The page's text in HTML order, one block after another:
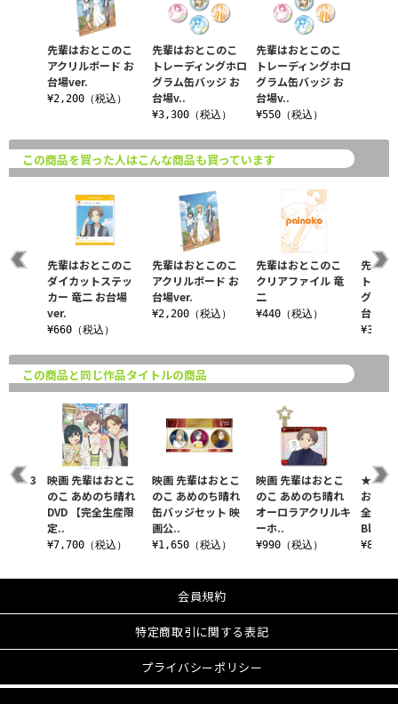
先輩はおとこのこ
トレーディングホロ
グラム缶バッジ お
台場v..
¥3,300（税込）
先輩はおとこのこ
トレーディングホロ
グラム缶バッジ お
台場v..
¥550（税込）
先輩はおとこのこ
アクリルボード お
台場ver.
¥2,200（税込）
この商品を買った人はこんな商品も買っています
先輩はおとこのこ
アクリルボード お
台場ver.
¥2,200（税込）
先輩はおとこのこ
クリアファイル 竜
二
¥440（税込）
先輩は
トレー
グラム
台場v..
¥3,300
のこ
先輩はおとこのこ
ダイカットステッ
カー 竜二 お台場
ver.
¥660（税込）
この商品と同じ作品タイトルの商品
映画 先輩はおとこ
のこ あめのち晴れ
缶バッジセット 映
画公..
¥1,650（税込）
映画 先輩はおとこ
のこ あめのち晴れ
オーロラアクリルキ
ーホ..
¥990（税込）
★特典
おとこ
全生産
Blu-..
¥8,250
のこ 3
映画 先輩はおとこ
のこ あめのち晴れ
DVD 【完全生産限
定..
¥7,700（税込）
会員規約
特定商取引に関する表記
プライバシーポリシー